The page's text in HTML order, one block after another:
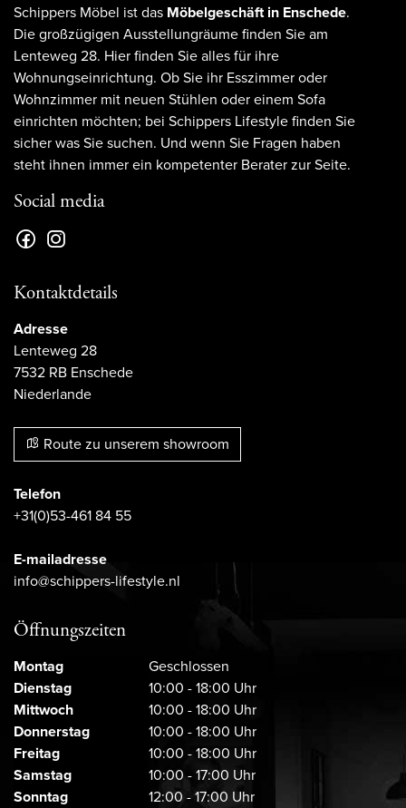
Schippers Möbel ist das Möbelgeschäft in Enschede.
Die großzügigen Ausstellungräume finden Sie am
Lenteweg 28. Hier finden Sie alles für ihre
Wohnungseinrichtung. Ob Sie ihr Esszimmer oder
Wohnzimmer mit neuen Stühlen oder einem Sofa
einrichten möchten; bei Schippers Lifestyle finden Sie
sicher was Sie suchen. Und wenn Sie Fragen haben
steht ihnen immer ein kompetenter Berater zur Seite.
Social media
Kontaktdetails
Adresse
Lenteweg 28
7532 RB Enschede
Niederlande
Route zu unserem showroom
Telefon
+31(0)53-461 84 55
E-mailadresse
info@schippers-lifestyle.nl
Öffnungszeiten
Montag
Geschlossen
Dienstag
10:00 - 18:00 Uhr
Mittwoch
10:00 - 18:00 Uhr
Donnerstag
10:00 - 18:00 Uhr
Freitag
10:00 - 18:00 Uhr
Samstag
10:00 - 17:00 Uhr
Sonntag
12:00 - 17:00 Uhr